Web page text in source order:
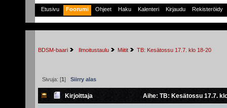
Etusivu Foorumi Ohjeet Haku Kalenteri Kirjaudu Rekisteröidy
BDSM-baari Ilmoitustaulu Miitit TB: Kesätossu 17.7. klo 18-20
Sivuja: [1] Siirry alas
Kirjoittaja Aihe: TB: Kesätossu 17.7.